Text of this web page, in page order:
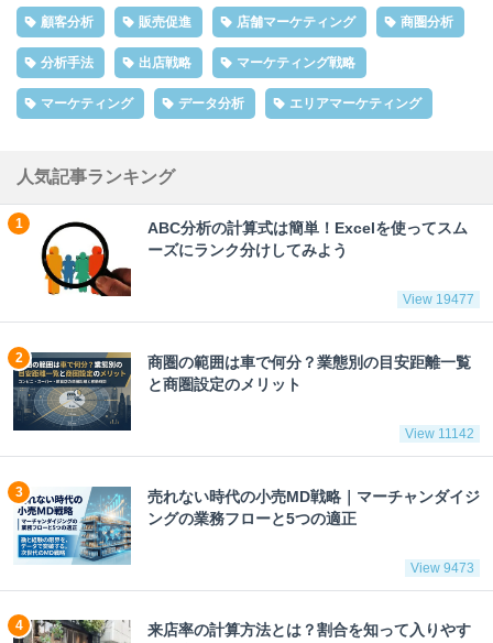
顧客分析 販売促進 店舗マーケティング 商圏分析
分析手法 出店戦略 マーケティング戦略
マーケティング データ分析 エリアマーケティング
人気記事ランキング
ABC分析の計算式は簡単！Excelを使ってスム
ーズにランク分けしてみよう
View 19477
商圏の範囲は車で何分？業態別の目安距離一覧
と商圏設定のメリット
View 11142
売れない時代の小売MD戦略｜マーチャンダイジ
ングの業務フローと5つの適正
View 9473
来店率の計算方法とは？割合を知って入りやす